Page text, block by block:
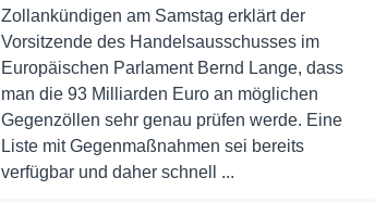
Zollankündigen am Samstag erklärt der
Vorsitzende des Handelsausschusses im
Europäischen Parlament Bernd Lange, dass
man die 93 Milliarden Euro an möglichen
Gegenzöllen sehr genau prüfen werde. Eine
Liste mit Gegenmaßnahmen sei bereits
verfügbar und daher schnell ...